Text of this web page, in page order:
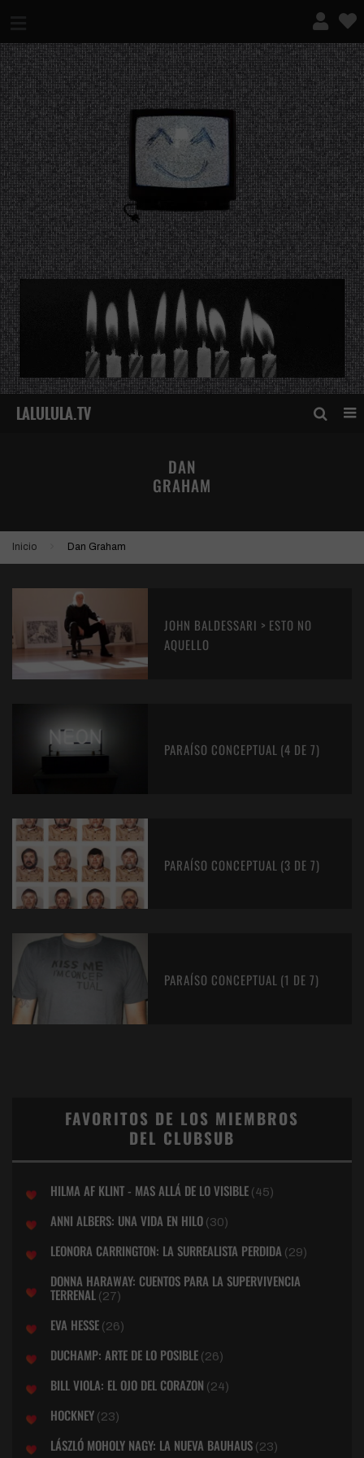
¿QUÉ ES ESTO?
DAN
GRAHAM
Inicio Dan Graham
JOHN BALDESSARI > ESTO NO
AQUELLO
PARAÍSO CONCEPTUAL (4 DE 7)
PARAÍSO CONCEPTUAL (3 DE 7)
PARAÍSO CONCEPTUAL (1 DE 7)
FAVORITOS DE LOS MIEMBROS
DEL CLUBSUB
HILMA AF KLINT - MAS ALLÁ DE LO VISIBLE (45)
ANNI ALBERS: UNA VIDA EN HILO (30)
LEONORA CARRINGTON: LA SURREALISTA PERDIDA (29)
DONNA HARAWAY: CUENTOS PARA LA SUPERVIVENCIA
TERRENAL (27)
EVA HESSE (26)
DUCHAMP: ARTE DE LO POSIBLE (26)
BILL VIOLA: EL OJO DEL CORAZON (24)
HOCKNEY (23)
LÁSZLÓ MOHOLY NAGY: LA NUEVA BAUHAUS (23)